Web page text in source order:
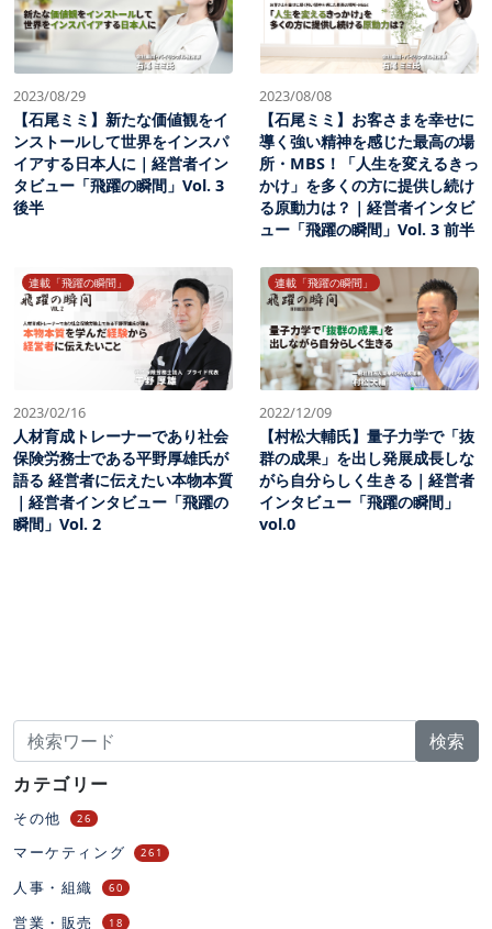
2023/08/29
【石尾ミミ】新たな価値観をイ
ンストールして世界をインスパ
イアする日本人に｜経営者イン
タビュー「飛躍の瞬間」Vol. 3
後半
2023/08/08
【石尾ミミ】お客さまを幸せに
導く強い精神を感じた最高の場
所・MBS！「人生を変えるきっ
かけ」を多くの方に提供し続け
る原動力は？｜経営者インタビ
ュー「飛躍の瞬間」Vol. 3 前半
連載「飛躍の瞬間」
2023/02/16
人材育成トレーナーであり社会
保険労務士である平野厚雄氏が
語る 経営者に伝えたい本物本質
｜経営者インタビュー「飛躍の
瞬間」Vol. 2
連載「飛躍の瞬間」
2022/12/09
【村松大輔氏】量子力学で「抜
群の成果」を出し発展成長しな
がら自分らしく生きる｜経営者
インタビュー「飛躍の瞬間」
vol.0
検索
カテゴリー
その他 26
マーケティング 261
人事・組織 60
営業・販売 18